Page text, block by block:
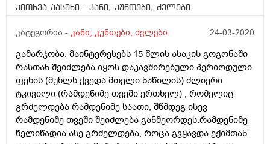
კითხვა-პასუხი - კანი, კუნთები, ძვლები
კატეგორია - კანი, კუნთები, ძვლები 24-03-2020
გამარჯობა, მაინტერესებს 15 წლის ასაკის გოგონაში
რასთან შეიძლება იყოს დაკავშირებული პერიოდული
ფეხის (მუხლს ქვედა მთელი ნაწილის) ძლიერი
ტკივილი (რამდენიმე თვეში ერთხელ) , რომელიც
გრძელდება რამდენიმე საათი, შწმდეგ ისევ
რამდენიმე თვეში შეიძლება განმეორდეს.რამდენიმე
წელიწადია ასე გრძელდება, როცა გვყავდა ექიმთან